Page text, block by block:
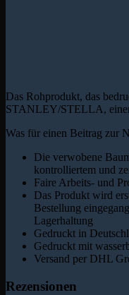
Das Rohprodukt, das
STANLEY/STELLA,
Was für einen Beitrag zur
Die verwobene
kontrolliertem und
Faire Arbeits- und
Das Produkt wird
Bestellung
Lagerhaltung
Gedruckt in
Gedruckt mit
Versand per DHL
Rezensionen